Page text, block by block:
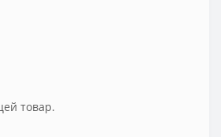
товар.